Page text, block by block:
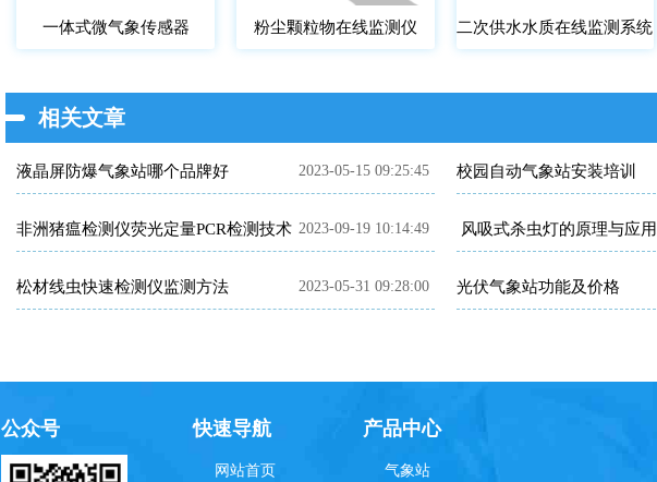
一体式微气象传感器 粉尘颗粒物在线监测仪 二次供水水质在线监测系统
相关文章
液晶屏防爆气象站哪个品牌好 2023-05-15 09:25:45 校园自动气象站安装培训
非洲猪瘟检测仪荧光定量PCR检测技术 2023-09-19 10:14:49 ​ 风吸式杀虫灯的原理与应用
松材线虫快速检测仪监测方法 2023-05-31 09:28:00 光伏气象站功能及价格
公众号 快速导航
网站首页
产品中心
气象站